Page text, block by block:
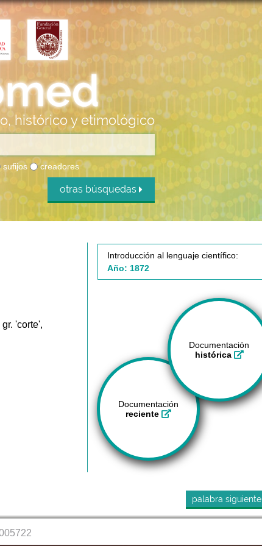
histórico y etimológico
sufijos creadores
otras búsquedas
gr. 'corte',
Introducción al lenguaje científico:
Año: 1872
Documentación
histórica
Documentación
reciente
palabra siguiente